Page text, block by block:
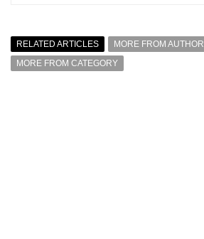
RELATED ARTICLES
MORE FROM AUTHOR
MORE FROM CATEGORY